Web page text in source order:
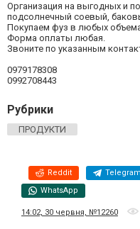
Организация на выгодных и
подсолнечный соевый,
Покупаем фуз в любых
Форма оплаты любая.
Звоните по указанным
0979178308
0992708443
Рубрики
ПРОДУКТИ
Reddit Telegram
WhatsApp
14:02, 30 червня, №12260